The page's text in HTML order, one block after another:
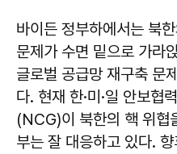
바이든 정부하에서는 북
문제가 수면 밑으로 가라
글로벌 공급망 재구축 문
다. 현재 한·미·일 안보협
(NCG)이 북한의 핵 위협
부는 잘 대응하고 있다.